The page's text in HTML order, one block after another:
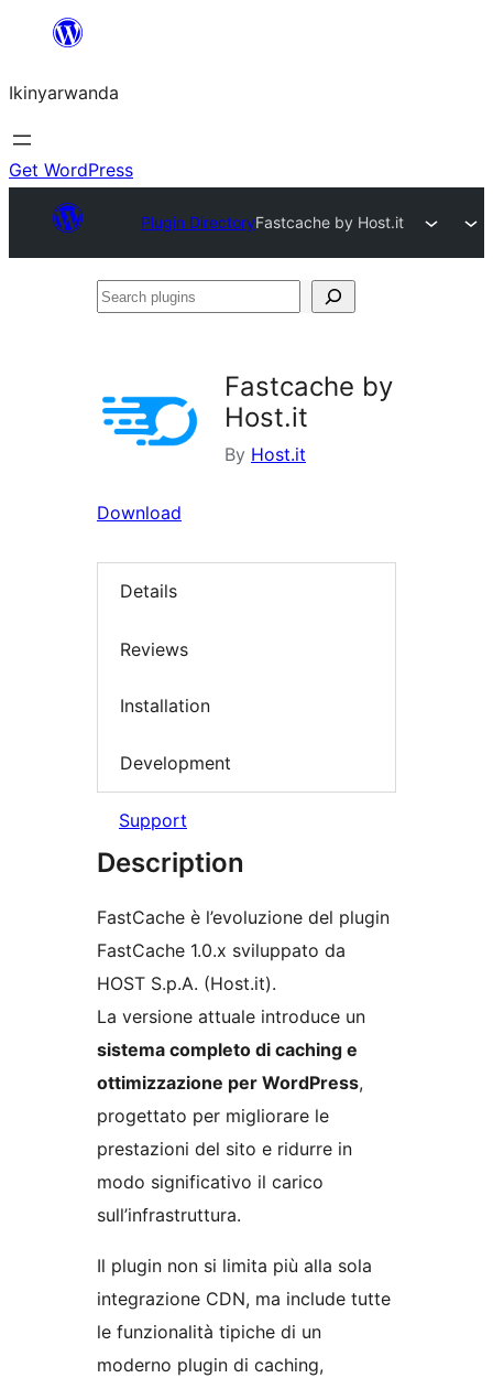
content
Ikinyarwanda
Get WordPress
Plugin DirectoryFastcache by Host.it
Search
Fastcache by
Host.it
By Host.it
Download
Details
Reviews
Installation
Development
Support
Description
FastCache è l’evoluzione del plugin
FastCache 1.0.x sviluppato da
HOST S.p.A. (Host.it).
La versione attuale introduce un
sistema completo di caching e
ottimizzazione per WordPress,
progettato per migliorare le
prestazioni del sito e ridurre in
modo significativo il carico
sull’infrastruttura.
Il plugin non si limita più alla sola
integrazione CDN, ma include tutte
le funzionalità tipiche di un
moderno plugin di caching,